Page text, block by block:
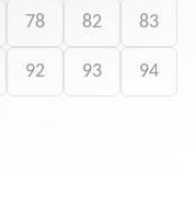
78 82 83
92 93 94